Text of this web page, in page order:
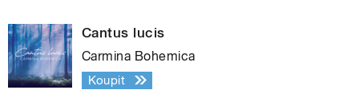
Cantus lucis
Carmina Bohemica
Koupit